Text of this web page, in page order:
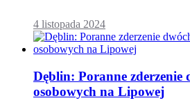
4 listopada 2024
Dęblin: Poranne zderzenie
osobowych na Lipowej